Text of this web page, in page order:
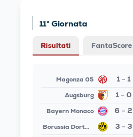
11° Giornata
Risultati FantaScore
Magonza 05 1- 1
Augsburg
1- 0
Bayern Monaco
6 - 2
Borussia Dortmund
3- 3